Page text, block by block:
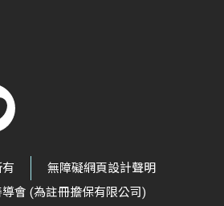
無障礙網頁設計聲明
會 (為註冊擔保有限公司)